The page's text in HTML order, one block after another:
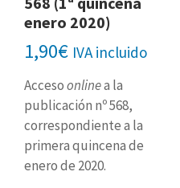
enero 2020)
1,90€ IVA incluido
Accesoonlinea la
publicación nº 568,
correspondiente a la
primera quincena de
enero de 2020.